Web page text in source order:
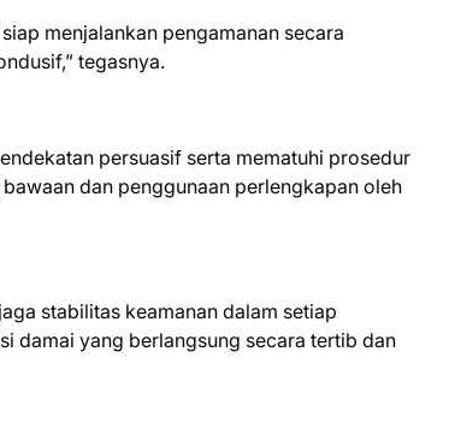
menjalankan pengamanan secara
tegasnya.
persuasif serta mematuhi prosedur
dan penggunaan perlengkapan oleh
stabilitas keamanan dalam setiap
damai yang berlangsung secara tertib dan